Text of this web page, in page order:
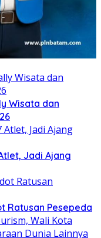
Wisata dan
Jadi Ajang
Ratusan Pesepeda